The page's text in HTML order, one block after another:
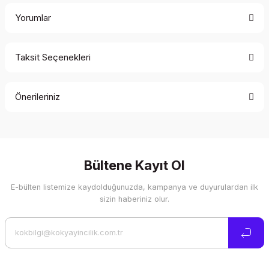
Yorumlar
Taksit Seçenekleri
Önerileriniz
Görüş ve önerileriniz için teşekkür ederiz.
Ürün resmi kalitesiz, bozuk veya görüntülenemiyor.
Bültene Kayıt Ol
E-bülten listemize kaydolduğunuzda, kampanya ve duyurulardan ilk
sizin haberiniz olur.